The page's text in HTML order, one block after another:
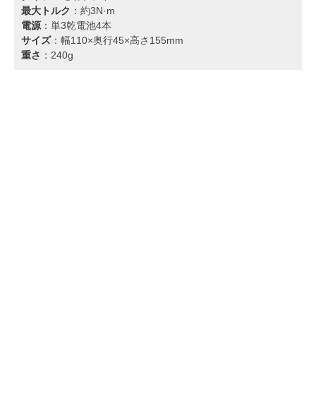
最大トルク ：約3N·m
電源 ：単3乾電池4本
サイズ：幅110×奥行45×高さ155mm
重さ ：240g